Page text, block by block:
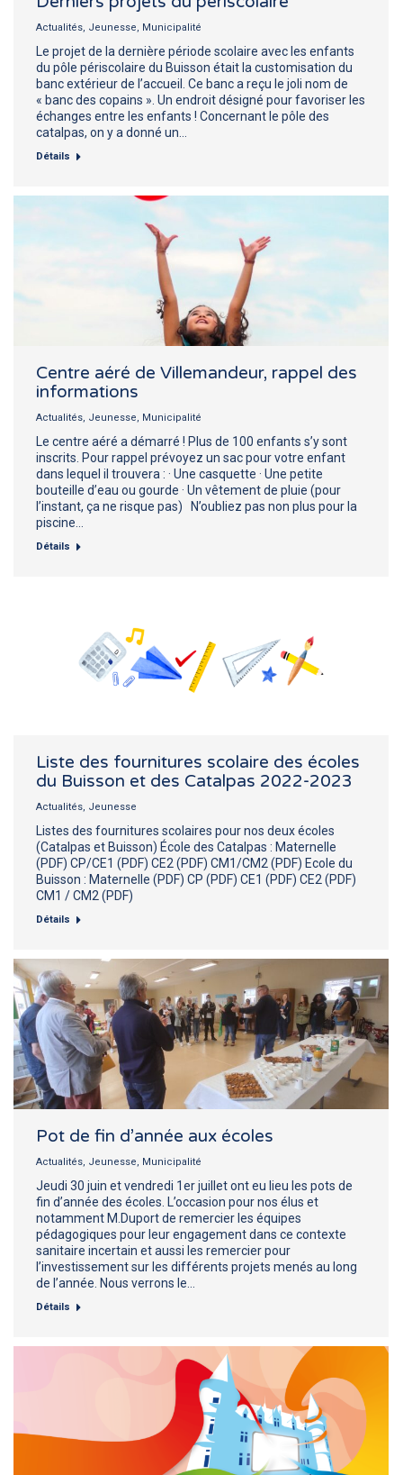
Actualités, Jeunesse, Municipalité
Le projet de la dernière période scolaire avec les enfants
du pôle périscolaire du Buisson était la customisation du
banc extérieur de l’accueil. Ce banc a reçu le joli nom de
« banc des copains ». Un endroit désigné pour favoriser les
échanges entre les enfants ! Concernant le pôle des
catalpas, on y a donné un…
Détails
Centre aéré de Villemandeur, rappel des
informations
Actualités, Jeunesse, Municipalité
Le centre aéré a démarré ! Plus de 100 enfants s’y sont
inscrits. Pour rappel prévoyez un sac pour votre enfant
dans lequel il trouvera : · Une casquette · Une petite
bouteille d’eau ou gourde · Un vêtement de pluie (pour
l’instant, ça ne risque pas) N’oubliez pas non plus pour la
piscine…
Détails
Liste des fournitures scolaire des écoles
du Buisson et des Catalpas 2022-2023
Actualités, Jeunesse
Listes des fournitures scolaires pour nos deux écoles
(Catalpas et Buisson) École des Catalpas : Maternelle
(PDF) CP/CE1 (PDF) CE2 (PDF) CM1/CM2 (PDF) Ecole du
Buisson : Maternelle (PDF) CP (PDF) CE1 (PDF) CE2 (PDF)
CM1 / CM2 (PDF)
Détails
Pot de fin d’année aux écoles
Actualités, Jeunesse, Municipalité
Jeudi 30 juin et vendredi 1er juillet ont eu lieu les pots de
fin d’année des écoles. L’occasion pour nos élus et
notamment M.Duport de remercier les équipes
pédagogiques pour leur engagement dans ce contexte
sanitaire incertain et aussi les remercier pour
l’investissement sur les différents projets menés au long
de l’année. Nous verrons le…
Détails